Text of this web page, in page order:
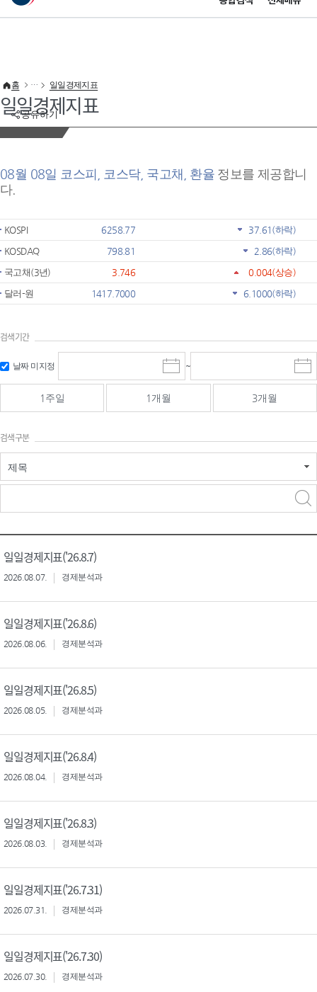
이 누리집은 대한민국 공식 전자정부 누리집입니다.
공유하기
홈 일일경제지표
일일경제지표
08월 08일 코스피, 코스닥, 국고채, 환율 정보를 제공합니
다.
KOSPI 6258.77 37.61 (하락)
KOSDAQ
798.81 2.86(하락)
국고채(3년)
3.746 0.004(상승)
달러-원
1417.7000 6.1000(하락)
검색기간
날짜 미지정
시
작
일
선
~
종
료
선
1주일 1개월 3개월
검색구분
제목
일일경제지표('26.8.7)
2026.08.07. 경제분석과
일일경제지표('26.8.6)
2026.08.06. 경제분석과
일일경제지표('26.8.5)
2026.08.05. 경제분석과
일일경제지표('26.8.4)
2026.08.04. 경제분석과
일일경제지표('26.8.3)
2026.08.03. 경제분석과
일일경제지표('26.7.31)
2026.07.31. 경제분석과
일일경제지표('26.7.30)
2026.07.30. 경제분석과